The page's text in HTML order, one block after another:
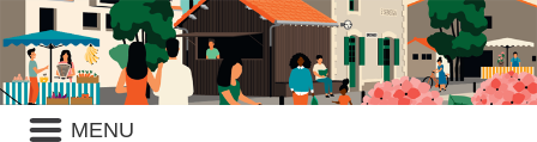
Liste
des
MENU